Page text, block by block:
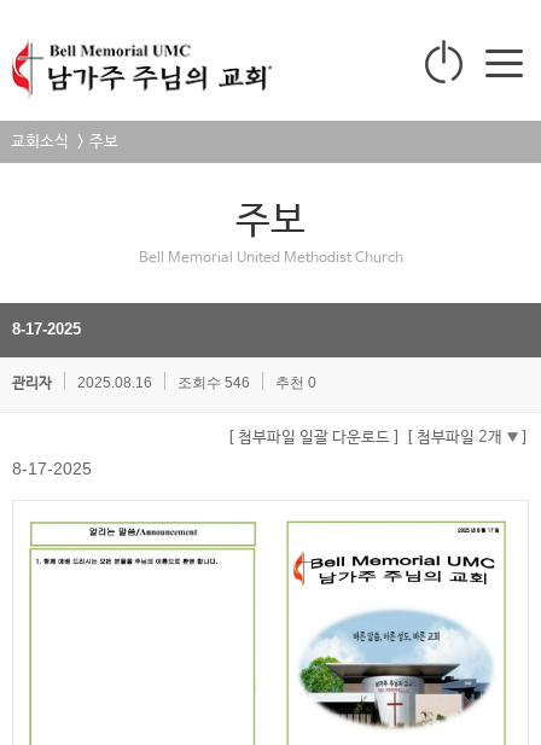
교회소식 > 주보
주보
Bell Memorial United Methodist Church
8-17-2025
관리자 2025.08.16 조회수 546 추천 0
[ 첨부파일 일괄 다운로드 ] [ 첨부파일 2개
8-17-2025